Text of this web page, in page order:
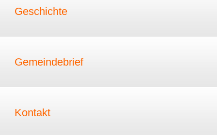
Geschichte
Gemeindebrief
Kontakt